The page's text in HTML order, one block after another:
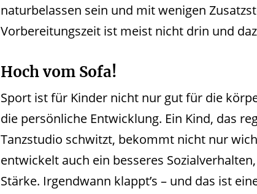
naturbelassen sein und mit wenigen
Vorbereitungszeit ist meist nicht drin und
Hoch vom Sofa!
Sport ist für Kinder nicht nur gut für die
die persönliche Entwicklung. Ein Kind, das
Tanzstudio schwitzt, bekommt nicht nur
entwickelt auch ein besseres
Stärke. Irgendwann klappt’s – und das ist